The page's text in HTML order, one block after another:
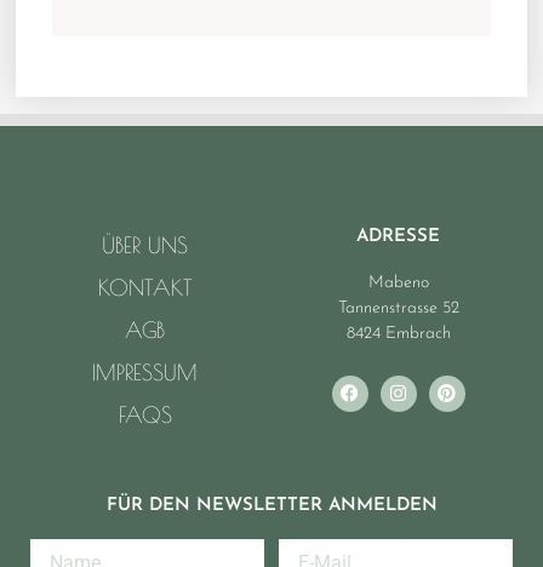
ÜBER UNS
KONTAKT
AGB
IMPRESSUM
FAQS
ADRESSE
Mabeno
Tannenstrasse 52
8424 Embrach
FÜR DEN NEWSLETTER ANMELDEN